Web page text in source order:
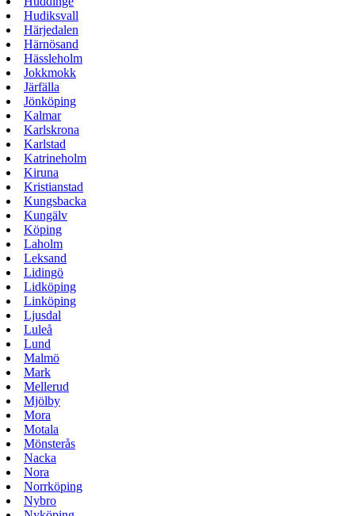
Hudiksvall
Härjedalen
Härnösand
Hässleholm
Jokkmokk
Järfälla
Jönköping
Kalmar
Karlskrona
Karlstad
Katrineholm
Kiruna
Kristianstad
Kungsbacka
Kungälv
Köping
Laholm
Leksand
Lidingö
Lidköping
Linköping
Ljusdal
Luleå
Lund
Malmö
Mark
Mellerud
Mjölby
Mora
Motala
Mönsterås
Nacka
Nora
Norrköping
Nybro